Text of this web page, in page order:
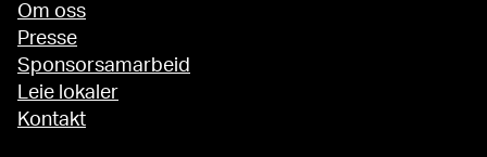
Om oss
Presse
Sponsorsamarbeid
Leie lokaler
Kontakt